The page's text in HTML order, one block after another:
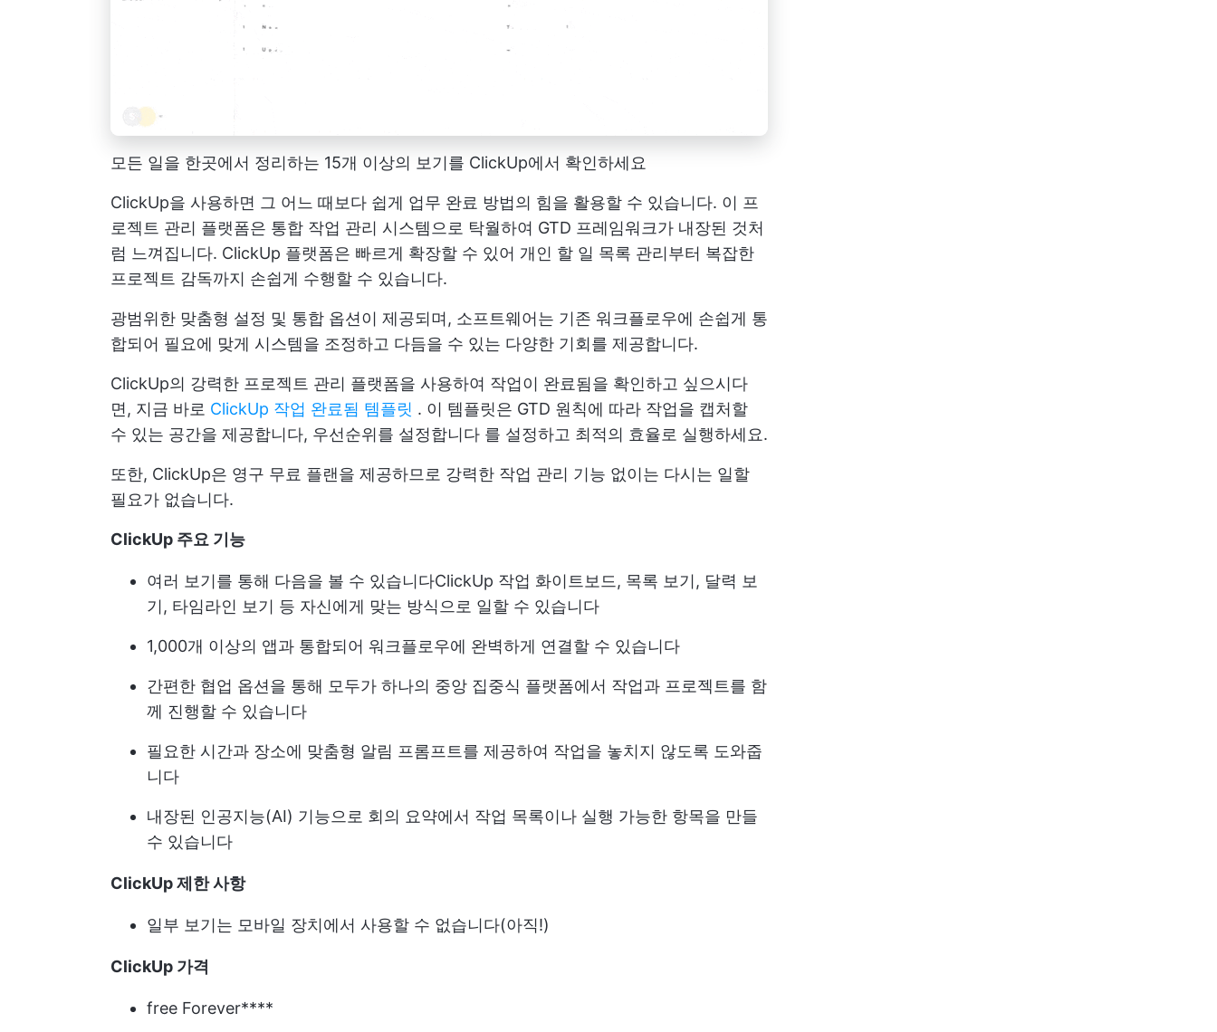
모든 일을 한곳에서 정리하는 15개 이상의 보기를 ClickUp에서 확인하세요
ClickUp을 사용하면 그 어느 때보다 쉽게 업무 완료 방법의 힘을 활용할 수 있습니다. 이 프
로젝트 관리 플랫폼은 통합 작업 관리 시스템으로 탁월하여 GTD 프레임워크가 내장된 것처
럼 느껴집니다. ClickUp 플랫폼은 빠르게 확장할 수 있어 개인 할 일 목록 관리부터 복잡한
프로젝트 감독까지 손쉽게 수행할 수 있습니다.
광범위한 맞춤형 설정 및 통합 옵션이 제공되며, 소프트웨어는 기존 워크플로우에 손쉽게 통
합되어 필요에 맞게 시스템을 조정하고 다듬을 수 있는 다양한 기회를 제공합니다.
ClickUp의 강력한 프로젝트 관리 플랫폼을 사용하여 작업이 완료됨을 확인하고 싶으시다
면, 지금 바로 ClickUp 작업 완료됨 템플릿 . 이 템플릿은 GTD 원칙에 따라 작업을 캡처할
수 있는 공간을 제공합니다, 우선순위를 설정합니다 를 설정하고 최적의 효율로 실행하세요.
또한, ClickUp은 영구 무료 플랜을 제공하므로 강력한 작업 관리 기능 없이는 다시는 일할
필요가 없습니다.
ClickUp 주요 기능
여러 보기를 통해 다음을 볼 수 있습니다ClickUp 작업 화이트보드, 목록 보기, 달력 보
기, 타임라인 보기 등 자신에게 맞는 방식으로 일할 수 있습니다
1,000개 이상의 앱과 통합되어 워크플로우에 완벽하게 연결할 수 있습니다
간편한 협업 옵션을 통해 모두가 하나의 중앙 집중식 플랫폼에서 작업과 프로젝트를 함
께 진행할 수 있습니다
필요한 시간과 장소에 맞춤형 알림 프롬프트를 제공하여 작업을 놓치지 않도록 도와줍
니다
내장된 인공지능(AI) 기능으로 회의 요약에서 작업 목록이나 실행 가능한 항목을 만들
수 있습니다
ClickUp 제한 사항
일부 보기는 모바일 장치에서 사용할 수 없습니다(아직!)
ClickUp 가격
free Forever****